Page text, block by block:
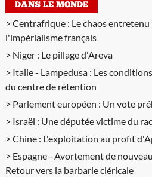
DANS LE MONDE
Centrafrique : Le chaos entretenu
l'impérialisme français
Niger : Le pillage d'Areva
Italie - Lampedusa : Les
du centre de rétention
Parlement européen : Un vote
Israël : Une députée victime du
Chine : L'exploitation au profit
Espagne - Avortement de
Retour vers la barbarie cléricale